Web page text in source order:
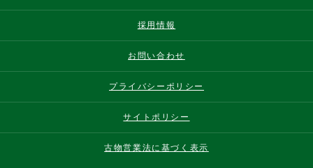
採用情報
お問い合わせ
プライバシーポリシー
サイトポリシー
古物営業法に基づく表示